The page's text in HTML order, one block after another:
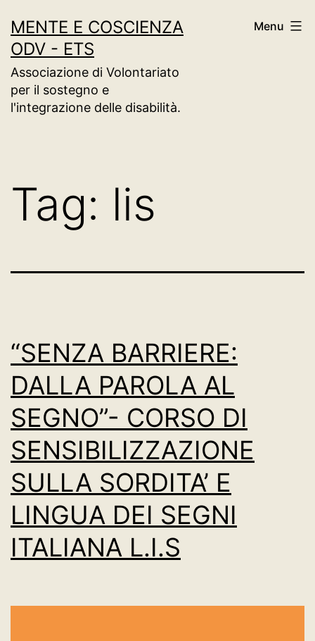
contenuto
MENTE E COSCIENZA
ODV - ETS
Associazione di Volontariato
per il sostegno e
l'integrazione delle disabilità.
Menu
Tag: lis
“SENZA BARRIERE:
DALLA PAROLA AL
SEGNO”- CORSO DI
SENSIBILIZZAZIONE
SULLA SORDITA’ E
LINGUA DEI SEGNI
ITALIANA L.I.S